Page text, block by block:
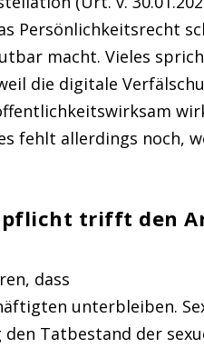
Persönlichkeitsrecht
macht. Vieles
die digitale
fehlt allerdings noch,
trifft den
dass
unterbleiben.
Tatbestand der